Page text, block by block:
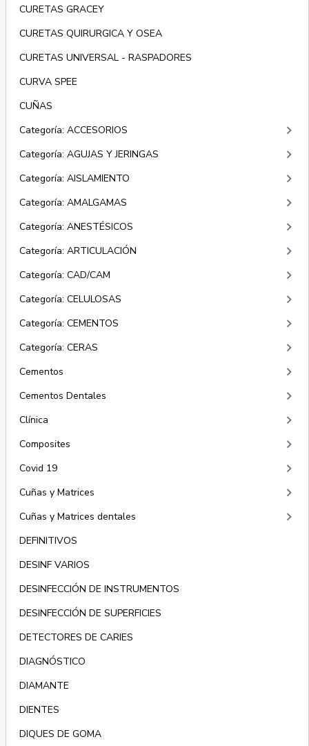
CURETAS GRACEY
CURETAS QUIRURGICA Y OSEA
CURETAS UNIVERSAL - RASPADORES
CURVA SPEE
CUÑAS
Categoría: ACCESORIOS
keyboard_arrow_right
Categoría: AGUJAS Y JERINGAS keyboard_arrow_right
Categoría: AISLAMIENTO keyboard_arrow_right
Categoría: AMALGAMAS keyboard_arrow_right
Categoría: ANESTÉSICOS keyboard_arrow_right
Categoría: ARTICULACIÓN keyboard_arrow_right
Categoría: CAD/CAM keyboard_arrow_right
Categoría: CELULOSAS keyboard_arrow_right
Categoría: CEMENTOS keyboard_arrow_right
Categoría: CERAS keyboard_arrow_right
Cementos keyboard_arrow_right
Cementos Dentales keyboard_arrow_right
Clínica keyboard_arrow_right
Composites keyboard_arrow_right
Covid 19 keyboard_arrow_right
Cuñas y Matrices keyboard_arrow_right
Cuñas y Matrices dentales keyboard_arrow_right
DEFINITIVOS
DESINF VARIOS
DESINFECCIÓN DE INSTRUMENTOS
DESINFECCIÓN DE SUPERFICIES
DETECTORES DE CARIES
DIAGNÓSTICO
DIAMANTE
DIENTES
DIQUES DE GOMA